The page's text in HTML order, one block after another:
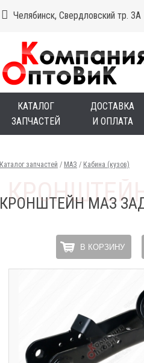
Челябинск, Свердловский тр. 3А
КАТАЛОГ
ЗАПЧАСТЕЙ
ДОСТАВКА
И ОПЛАТА
Каталог запчастей / МАЗ / Кабина (кузов)
КРОНШТЕЙН МАЗ
В КОРЗИНУ